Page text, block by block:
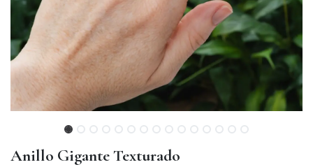
Anillo Gigante Texturado